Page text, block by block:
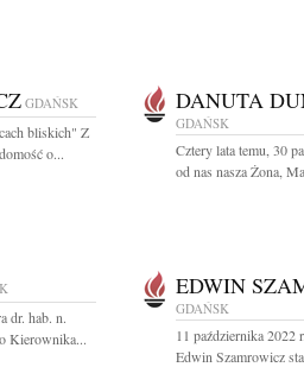
GDAŃSK
bliskich" Z
o...
DANUTA
GDAŃSK
Cztery lata temu, 30
od nas nasza Żona,
dr. hab. n.
Kierownika...
EDWIN
GDAŃSK
11 października 2022
Edwin Szamrowicz